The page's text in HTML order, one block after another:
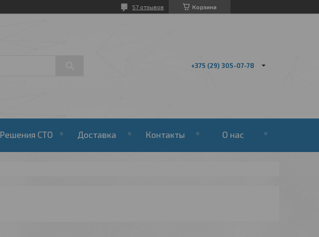
Корзина
57 отзывов
+375 (29) 305-07-78
Решения СТО Доставка Контакты О нас